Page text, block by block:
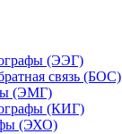
(ЭЭГ)
связь (БОС)
(ЭМГ)
(КИГ)
(ЭХО)